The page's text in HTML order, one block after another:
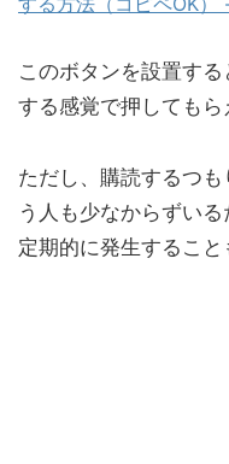
このボタンを設置す
する感覚で押してもら
ただし、購読するつ
う人も少なからずい
定期的に発生すること